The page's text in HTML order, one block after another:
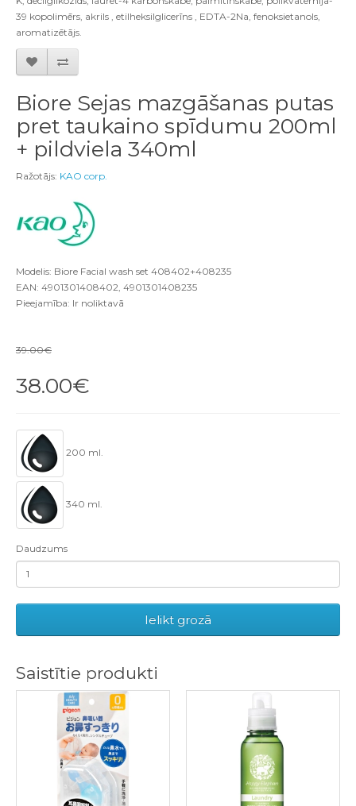
39 kopolimērs, akrils , etilheksilglicerīns , EDTA-2Na, fenoksietanols,
aromatizētājs.
Biore Sejas mazgāšanas putas
pret taukaino spīdumu 200ml
+ pildviela 340ml
Ražotājs: KAO corp.
Modelis: Biore Facial wash set 408402+408235
EAN: 4901301408402, 4901301408235
Pieejamība: Ir noliktavā
39.00€
38.00€
200 ml.
340 ml.
Daudzums
Ielikt grozā
Saistītie produkti